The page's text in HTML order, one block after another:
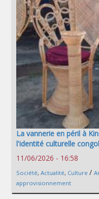
La vannerie en péril à
l'identité culturelle
11/06/2026 - 16:58
Société, Actualité, Culture /
approvisionnement